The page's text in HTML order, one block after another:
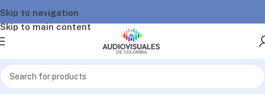
Skip to navigation
Skip to main content
Inicio/Video/Proyectores